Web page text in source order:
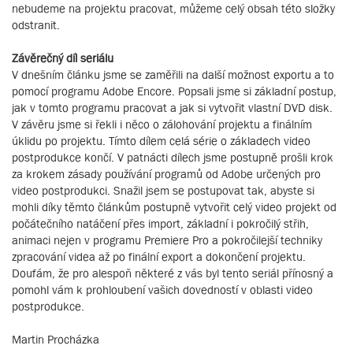
nebudeme na projektu pracovat, můžeme celý obsah této složky
odstranit.
Závěrečný díl seriálu
V dnešním článku jsme se zaměřili na další možnost exportu a to
pomocí programu Adobe Encore. Popsali jsme si základní postup,
jak v tomto programu pracovat a jak si vytvořit vlastní DVD disk.
V závěru jsme si řekli i něco o zálohování projektu a finálním
úklidu po projektu. Tímto dílem celá série o základech video
postprodukce končí. V patnácti dílech jsme postupně prošli krok
za krokem zásady používání programů od Adobe určených pro
video postprodukci. Snažil jsem se postupovat tak, abyste si
mohli díky těmto článkům postupně vytvořit celý video projekt od
počátečního natáčení přes import, základní i pokročilý střih,
animaci nejen v programu Premiere Pro a pokročilejší techniky
zpracování videa až po finální export a dokončení projektu.
Doufám, že pro alespoň některé z vás byl tento seriál přínosný a
pomohl vám k prohloubení vašich dovedností v oblasti video
postprodukce.
Martin Procházka